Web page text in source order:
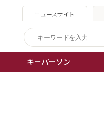
ニュースサイト
キーパーソン